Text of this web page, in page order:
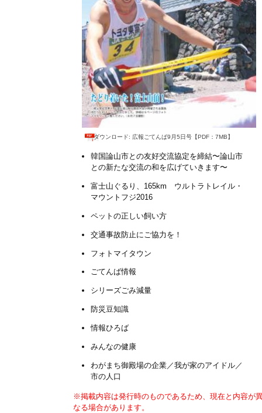
ダウンロード: 広報ごてんば9月5日号【PDF：7MB】
韓国論山市との友好交流協定を締結〜論山市
との新たな交流の和を広げていきます〜
富士山ぐるり、165km ウルトラトレイル・
マウントフジ2016
ペットの正しい飼い方
交通事故防止にご協力を！
フォトマイタウン
ごてんば情報
シリーズごみ減量
防災豆知識
情報ひろば
みんなの健康
わがまち御殿場の企業／我が家のアイドル／
市の人口
※掲載内容は発行時のものであるため、現在と内容が
なる場合があります。